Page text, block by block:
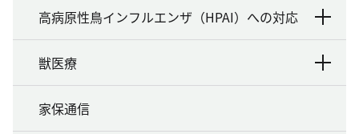
高病原性鳥インフルエンザ（HPAI）への対応
獣医療
家保通信